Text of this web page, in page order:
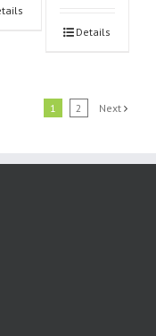
Details
1 2 Next